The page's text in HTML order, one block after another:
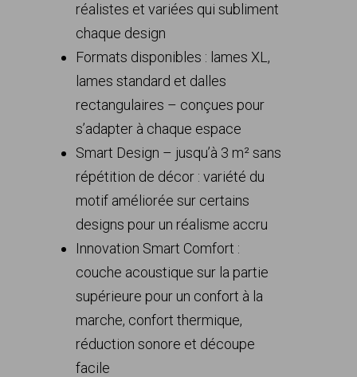
réalistes et variées qui subliment
chaque design
Formats disponibles : lames XL,
lames standard et dalles
rectangulaires – conçues pour
s’adapter à chaque espace
Smart Design – jusqu’à 3 m² sans
répétition de décor : variété du
motif améliorée sur certains
designs pour un réalisme accru
Innovation Smart Comfort :
couche acoustique sur la partie
supérieure pour un confort à la
marche, confort thermique,
réduction sonore et découpe
facile